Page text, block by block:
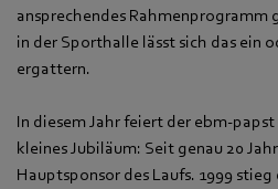
ansprechendes Rahmenprogramm
in der Sporthalle lässt sich das ein
ergattern.
In diesem Jahr feiert der ebm-
kleines Jubiläum: Seit genau 20
Hauptsponsor des Laufs. 1999